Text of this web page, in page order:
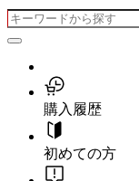
購入履歴
初めての方